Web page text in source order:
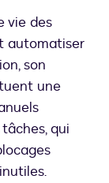
vie des
automatiser
son
une
qui